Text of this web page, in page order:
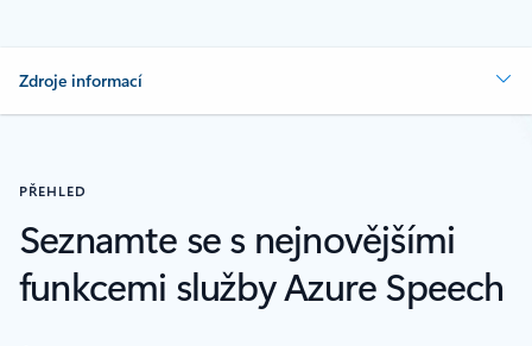
Zdroje informací
PŘEHLED
Seznamte se s nejnovějšími
funkcemi služby Azure Speech